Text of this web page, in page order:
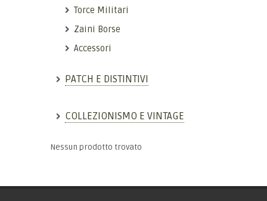
Torce Militari
Zaini Borse
Accessori
PATCH E DISTINTIVI
COLLEZIONISMO E VINTAGE
Nessun prodotto trovato